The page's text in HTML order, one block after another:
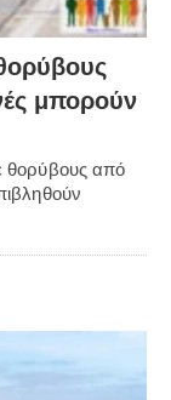
μπορούν
θορύβους από